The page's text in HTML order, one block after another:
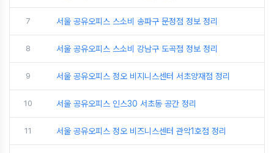
7 서울 공유오피스 스소비 송파구 문정점 정보 정리
8 서울 공유오피스 스소비 강남구 도곡점 정보 정리
9 서울 공유오피스 정오 비지니스센터 서초양재점 정리
10 서울 공유오피스 인스30 서초동 공간 정리
11 서울 공유오피스 정오 비즈니스센터 관악1호점 정리